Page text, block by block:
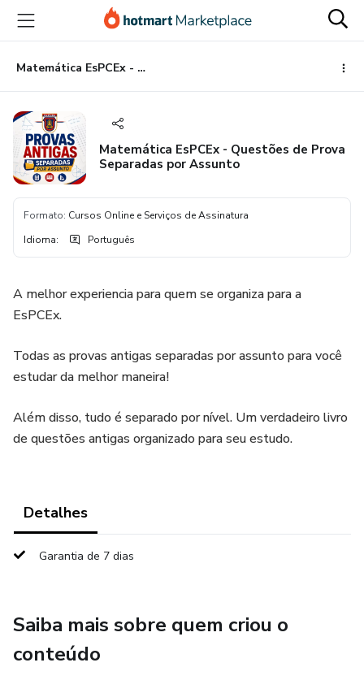
para
conteúdo
principal
para
pagamento
para
rodapé
Matemática EsPCEx - Questões de Prova Separadas por Assunto
Matemática EsPCEx - Questões de Prova
Separadas por Assunto
Formato: Cursos Online e Serviços de Assinatura
Idioma: Português
A melhor experiencia para quem se organiza para a
EsPCEx.
Todas as provas antigas separadas por assunto para você
estudar da melhor maneira!
Além disso, tudo é separado por nível. Um verdadeiro livro
de questões antigas organizado para seu estudo.
Detalhes
Garantia de 7 dias
Saiba mais sobre quem criou o
conteúdo